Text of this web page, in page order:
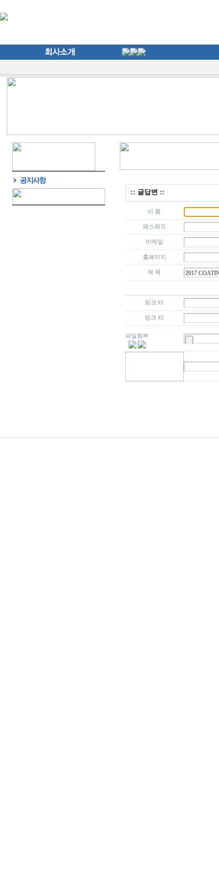
:: 글답변 ::
이 름
패스워드
이메일
홈페이지
제 목
링크 #1
링크 #2
파일첨부